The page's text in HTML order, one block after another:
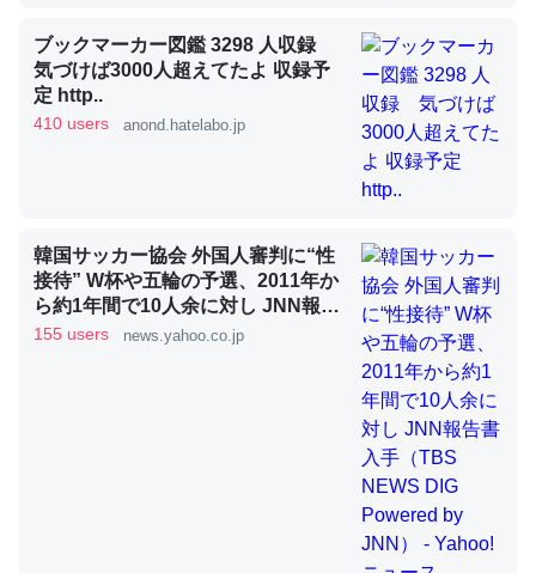
昆虫ってカルシウム少ないのか。知らんかった。調べたら
コオロギのカルシウム分はエビの600分の1程度。
─ニュース :: 【研究発表】昆虫学の大問題＝「昆虫はなぜ海にいな
論文では「淡水はカルシウムも酸素も不足してて両方に不
利だから両方が拮抗してるのでは」とあって面白い。海に
いる鋏角類（カブトガニ・ウミグモ）はカルシウムを使わ
ずキチンを強化してる筈だが、酵素が違うのか？
─ニュース :: 【研究発表】昆虫学の大問題＝「昆虫はなぜ海にいな
ブックマーカー図鑑 3298 人収録
気づけば3000人超えてたよ 収録予
定 http..
410 users anond.hatelabo.jp
韓国サッカー協会 外国人審判に“性
接待” W杯や五輪の予選、2011年か
ら約1年間で10人余に対し JNN報告
書入手（TBS NEWS DIG Powered
155 users news.yahoo.co.jp